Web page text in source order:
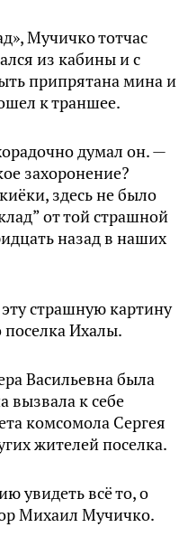
Мучичко тотчас
из кабины и с
припрятана мина и
к траншее.
думал он. —
захоронение?
здесь не было
от той страшной
назад в наших
страшную картину
поселка Ихалы.
Васильевна была
к себе
комсомола Сергея
жителей поселка.
увидеть всё то, о
Михаил Мучичко.